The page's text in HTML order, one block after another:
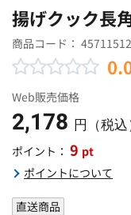
揚げクック長
商品コード：
Web販売価格
2,178 円（税込
ポイント： 9 pt
ポイントについて
直送商品